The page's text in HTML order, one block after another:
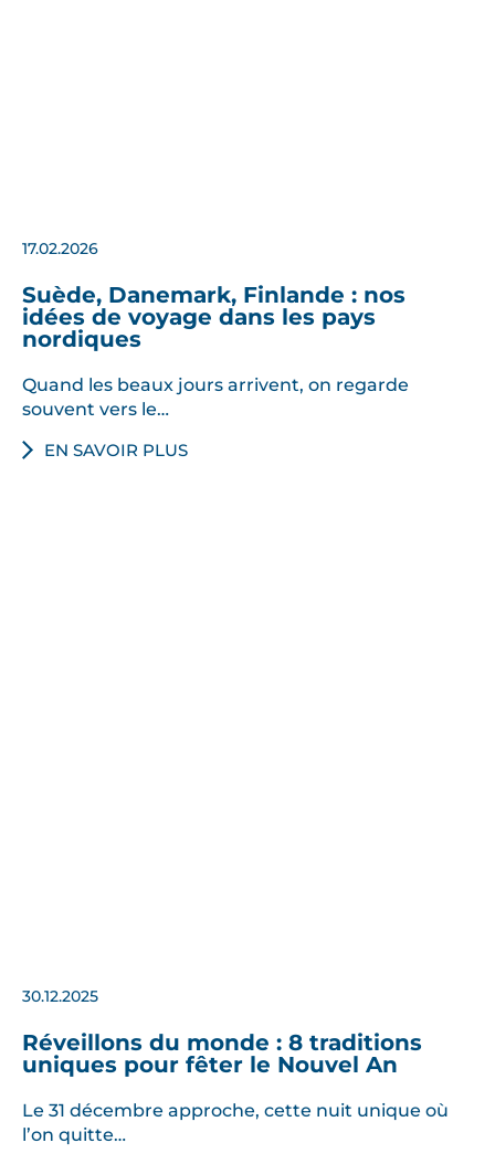
17.02.2026
Suède, Danemark, Finlande : nos
idées de voyage dans les pays
nordiques
Quand les beaux jours arrivent, on regarde
souvent vers le…
EN SAVOIR PLUS
30.12.2025
Réveillons du monde : 8 traditions
uniques pour fêter le Nouvel An
Le 31 décembre approche, cette nuit unique où
l’on quitte…